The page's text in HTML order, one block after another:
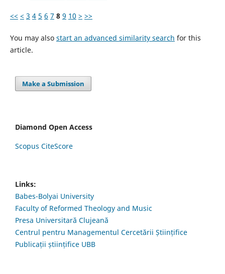
<< < 3 4 5 6 7 8 9 10 > >>
You may also start an advanced similarity search for this
article.
Make a Submission
Diamond Open Access
Scopus CiteScore
Links:
Babes-Bolyai University
Faculty of Reformed Theology and Music
Presa Universitară Clujeană
Centrul pentru Managementul Cercetării Științifice
Publicații științifice UBB